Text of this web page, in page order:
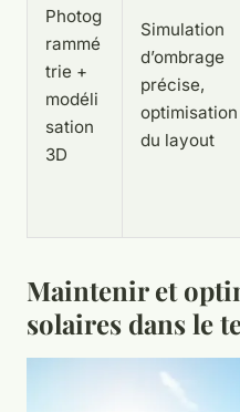
Photog
rammé
trie +
modéli
sation
3D
Simulation
d’ombrage
précise,
optimisation
du layout
Maintenir et
solaires dans le